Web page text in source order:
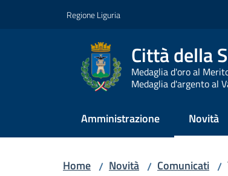
Regione Liguria
Città della
Medaglia d'oro al
Medaglia d'argento al
Amministrazione Novità
Menu
Home / Novità / Comunicati /